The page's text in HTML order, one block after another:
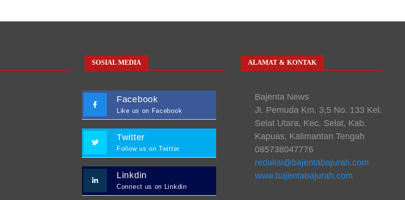
SOSIAL MEDIA
Facebook
Like us on Facebook
Twitter
Follow us on Twitter
Linkdin
Connect us on Linkdin
ALAMAT & KONTAK
Bajenta News
Jl. Pemuda Km. 3,5 No. 133 Kel.
Selat Utara, Kec. Selat, Kab.
Kapuas, Kalimantan Tengah
085738047776
redaksi@bajentabajurah.com
www.bajentabajurah.com